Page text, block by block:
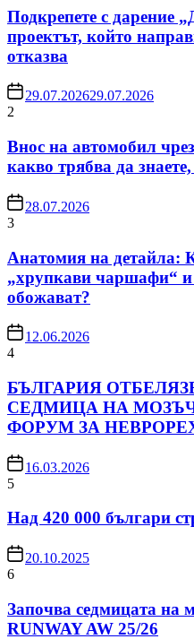
Подкрепете с дарение
проектът, който
отказва
29.07.202629.07.2026
2
Внос на автомобил
какво трябва да
28.07.2026
3
Анатомия на детайла:
„хрупкави чаршафи“
обожават?
12.06.2026
4
БЪЛГАРИЯ
СЕДМИЦА НА
ФОРУМ ЗА
16.03.2026
5
Над 420 000 българи
20.10.2025
6
Започва седмицата на
RUNWAY AW 25/26